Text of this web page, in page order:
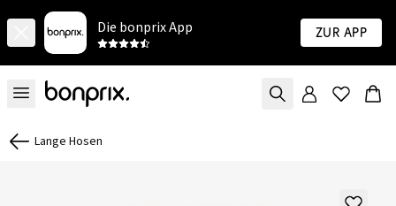
Die bonprix App Zur App
Lange Hosen